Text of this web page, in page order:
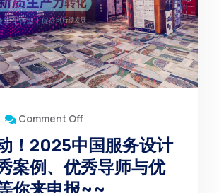
Comment Off
！2025中国服务设计
案例、优秀导师与优
你来申报~~